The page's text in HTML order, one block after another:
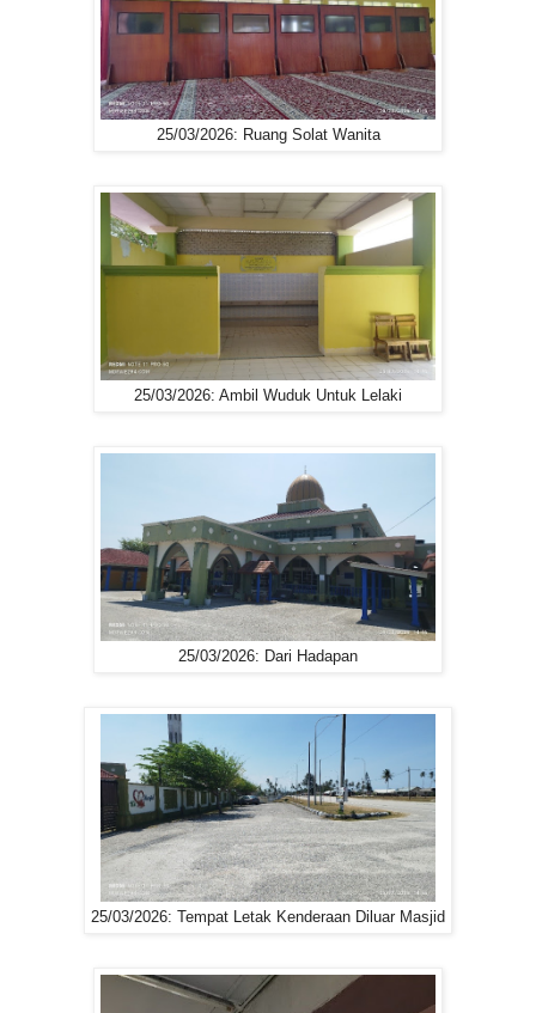
25/03/2026: Ruang Solat Wanita
25/03/2026: Ambil Wuduk Untuk Lelaki
25/03/2026: Dari Hadapan
25/03/2026: Tempat Letak Kenderaan Diluar Masjid